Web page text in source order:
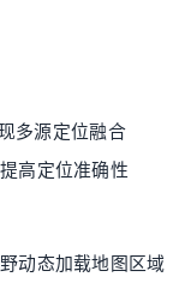
多源定位融合
高定位准确性
动态加载地图区域